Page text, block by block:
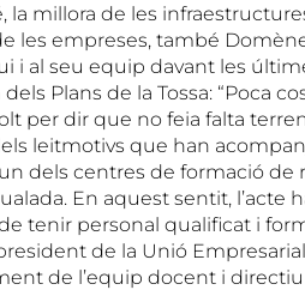
millora de les
les empreses, també
i al seu equip davant les
Plans de la Tossa: “Poca
per dir que no feia falta
leitmotivs que han
dels centres de formació de
En aquest sentit, l’acte
tenir personal qualificat i
de la Unió
de l’equip docent i directiu